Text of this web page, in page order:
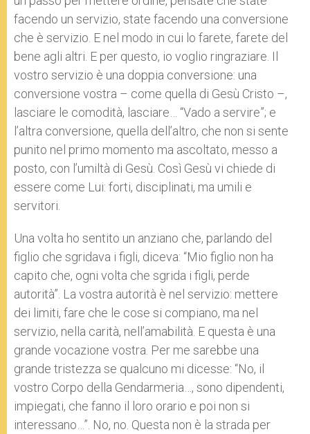
facendo un servizio, state facendo una conversione
che è servizio. E nel modo in cui lo farete, farete del
bene agli altri. E per questo, io voglio ringraziare. Il
vostro servizio è una doppia conversione: una
conversione vostra – come quella di Gesù Cristo –,
lasciare le comodità, lasciare… “Vado a servire”; e
l’altra conversione, quella dell’altro, che non si sente
punito nel primo momento ma ascoltato, messo a
posto, con l’umiltà di Gesù. Così Gesù vi chiede di
essere come Lui: forti, disciplinati, ma umili e
servitori.
Una volta ho sentito un anziano che, parlando del
figlio che sgridava i figli, diceva: “Mio figlio non ha
capito che, ogni volta che sgrida i figli, perde
autorità”. La vostra autorità è nel servizio: mettere
dei limiti, fare che le cose si compiano, ma nel
servizio, nella carità, nell’amabilità. E questa è una
grande vocazione vostra. Per me sarebbe una
grande tristezza se qualcuno mi dicesse: “No, il
vostro Corpo della Gendarmeria…, sono dipendenti,
impiegati, che fanno il loro orario e poi non si
interessano…”. No, no. Questa non è la strada per